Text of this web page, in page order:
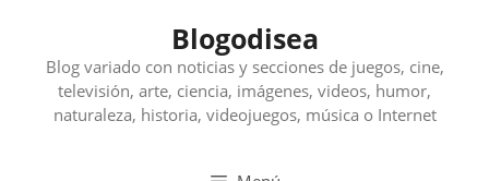
contenido
Blogodisea
Blog variado con noticias y secciones de juegos, cine,
televisión, arte, ciencia, imágenes, videos, humor,
naturaleza, historia, videojuegos, música o Internet